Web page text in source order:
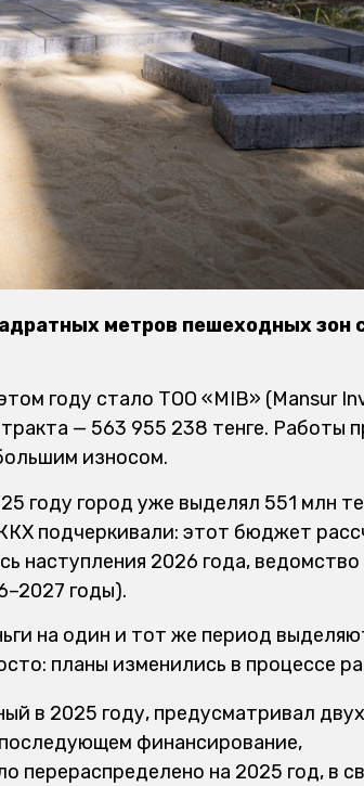
метров пешеходных зон
году стало ТОО «MIB» (Mansur
— 563 955 238 тенге. Работы
износом.
году город уже выделял 551 млн
подчеркивали: этот бюджет
наступления 2026 года,
годы).
на один и тот же период
планы изменились в процессе
в 2025 году, предусматривал
финансирование,
перераспределено на 2025 год, в